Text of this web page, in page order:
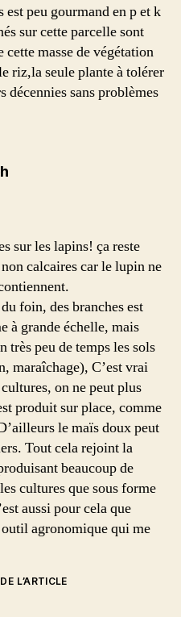
peu gourmand en p et k
sur cette parcelle sont
masse de végétation
riz,la seule plante à tolérer
décennies sans problèmes
dit :
sur les lapins! ça reste
calcaires car le lupin ne
foin, des branches est
à grande échelle, mais
très peu de temps les sols
maraîchage), C’est vrai
on ne peut plus
produit sur place, comme
le maïs doux peut
Tout cela rejoint la
beaucoup de
cultures que sous forme
aussi pour cela que
agronomique qui me
L’ARTICLE